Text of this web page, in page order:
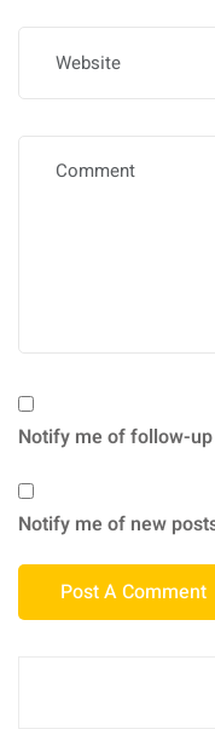
Notify me of follow-
Notify me of new